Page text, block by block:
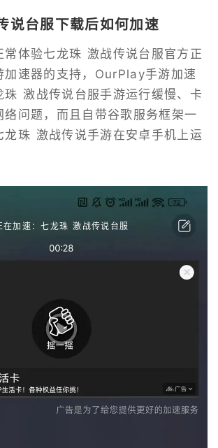
说台服下载后如何加速
常体验七龙珠 激战传说台服官方正
加速器的支持，OurPlay手游加速
珠 激战传说台服手游运行缓慢、卡
络问题，而且自带谷歌服务框架一
龙珠 激战传说手游在安卓手机上运
在加速：七龙珠 激战传说台服